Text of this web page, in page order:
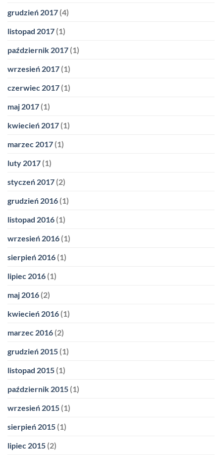
grudzień 2017 (4)
listopad 2017 (1)
październik 2017 (1)
wrzesień 2017 (1)
czerwiec 2017 (1)
maj 2017 (1)
kwiecień 2017 (1)
marzec 2017 (1)
luty 2017 (1)
styczeń 2017 (2)
grudzień 2016 (1)
listopad 2016 (1)
wrzesień 2016 (1)
sierpień 2016 (1)
lipiec 2016 (1)
maj 2016 (2)
kwiecień 2016 (1)
marzec 2016 (2)
grudzień 2015 (1)
listopad 2015 (1)
październik 2015 (1)
wrzesień 2015 (1)
sierpień 2015 (1)
lipiec 2015 (2)